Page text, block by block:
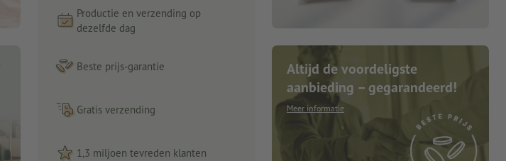
Productie en verzending op
dezelfde dag
Beste prijs-garantie
Gratis verzending
1,3 miljoen tevreden klanten
Altijd de voordeligste
aanbieding – gegarandeerd!
Meer informatie